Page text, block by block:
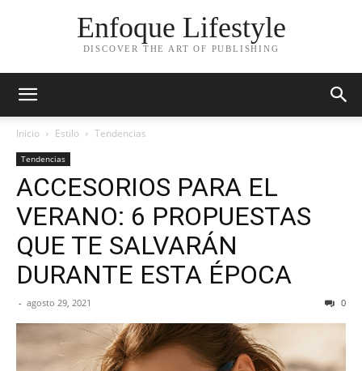
Enfoque Lifestyle
DISCOVER THE ART OF PUBLISHING
Inicio Estilo Tendencias
Tendencias
ACCESORIOS PARA EL
VERANO: 6 PROPUESTAS
QUE TE SALVARÁN
DURANTE ESTA ÉPOCA
- agosto 29, 2021 0